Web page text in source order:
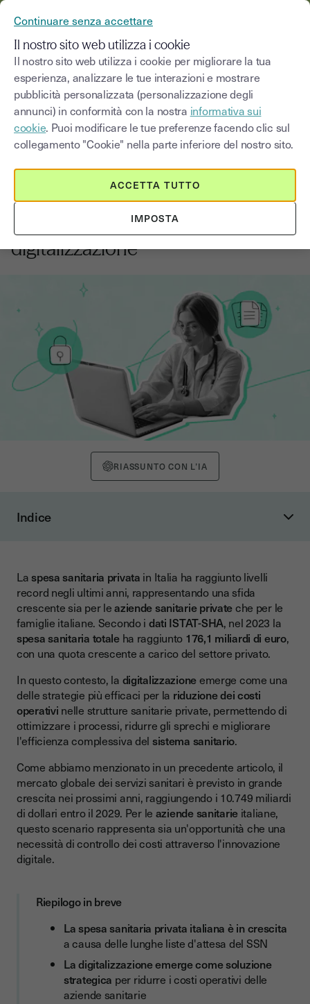
Blog
Seleziona una categoria Saisissez un terme
Come ridurre i costi della sanità
privata in Italia: il ruolo della
digitalizzazione
RIASSUNTO CON L’IA
Indice
Confronto con altri paesi europei
Disparità regionali significative
I fattori che spingono verso la sanità privata
L'importanza della digitalizzazione nei servizi sanitari
L'impatto del PNRR sulla digitalizzazione sanitaria
Come la digitalizzazione riduce i costi operativi
Impatto economico della trasformazione digitale
ROI della digitalizzazione sanitaria
L'impatto sul sistema sanitario nazionale
I benefici della digitalizzazione nel settore sanitario
Esempi di digitalizzazione nel settore sanitario
Quali sfide per la digitalizzazione nelle aziende sanitarie?
Benefici economici concreti
Casi d'uso specifici per la sanità
Riduci i costi della tua azienda sanitaria con Youtrust
Laspesa sanitaria privata in Italia ha raggiunto livelli
record negli ultimi anni, rappresentando una sfida
crescente sia per leaziende sanitarie privateche per le
famiglie italiane. Secondo i dati ISTAT-SHA, nel 2023 la
spesa sanitaria totaleha raggiunto 176,1 miliardi di euro,
con una quota crescente a carico del settore privato.
In questo contesto, la digitalizzazioneemerge come una
delle strategie più efficaci per la riduzione dei costi
operativi nelle strutture sanitarie private, permettendo di
ottimizzare i processi, ridurre gli sprechi e migliorare
l'efficienza complessiva del sistema sanitario.
Come abbiamo menzionato in un precedente articolo, il
mercato globale dei servizi sanitari è previsto in grande
crescita nei prossimi anni, raggiungendo i 10.749 miliardi
di dollari entro il 2029. Per le aziende sanitarie italiane,
questo scenario rappresenta sia un'opportunità che una
necessità di controllo dei costi attraverso l'innovazione
digitale.
Riepilogo in breve
La spesa sanitaria privata italiana è in crescita
a causa delle lunghe liste d'attesa del SSN
La digitalizzazione emerge come soluzione
strategica per ridurre i costi operativi delle
aziende sanitarie
Continuare senza accettare
Il nostro sito web utilizza i cookie
Il nostro sito web utilizza i cookie per migliorare la tua
esperienza, analizzare le tue interazioni e mostrare
pubblicità personalizzata (personalizzazione degli
annunci) in conformità con la nostra informativa sui
cookie. Puoi modificare le tue preferenze facendo clic sul
collegamento "Cookie" nella parte inferiore del nostro sito.
IMPOSTA
ACCETTA TUTTO